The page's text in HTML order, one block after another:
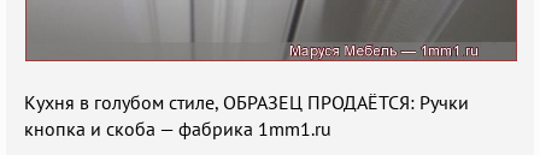
Кухня в голубом стиле, ОБРАЗЕЦ ПРОДАЁТСЯ: Ручки
кнопка и скоба — фабрика 1mm1.ru